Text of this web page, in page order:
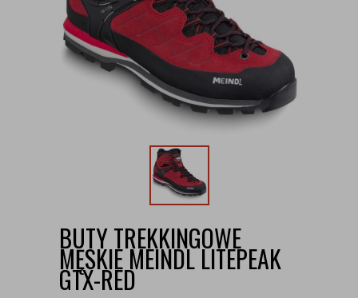
BUTY TREKKINGOWE
MĘSKIE MEINDL LITEPEAK
GTX-RED